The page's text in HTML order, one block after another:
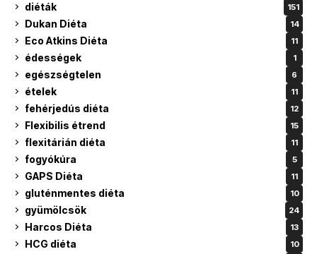
diéták 151
Dukan Diéta 14
Eco Atkins Diéta 11
édességek 1
egészségtelen 6
ételek 11
fehérjedús diéta 12
Flexibilis étrend 15
flexitárián diéta 11
fogyókúra 5
GAPS Diéta 11
gluténmentes diéta 10
gyümölcsök 24
Harcos Diéta 13
HCG diéta 10